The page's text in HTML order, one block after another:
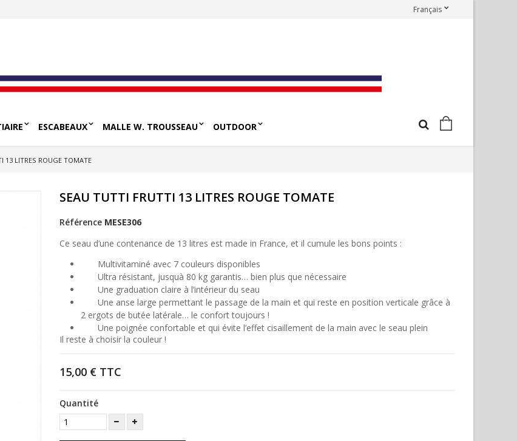
Français
ESCABEAUX MALLE W. TROUSSEAU OUTDOOR
13 LITRES ROUGE TOMATE
SEAU TUTTI FRUTTI 13 LITRES ROUGE TOMATE
Référence MESE306
Ce seau d’une contenance de 13 litres est made in France, et il cumule les bons points :
Multivitaminé avec 7 couleurs disponibles
Ultra résistant, jusquà 80 kg garantis… bien plus que nécessaire
Une graduation claire à l’intérieur du seau
Une anse large permettant le passage de la main et qui reste en position verticale grâce à
2 ergots de butée latérale… le confort toujours !
Une poignée confortable et qui évite l’effet cisaillement de la main avec le seau plein
Il reste à choisir la couleur !
15,00 €TTC
Quantité